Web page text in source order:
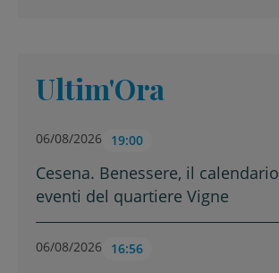
Ultim'Ora
06/08/2026 19:00
Cesena. Benessere, il
eventi del quartiere Vigne
06/08/2026 16:56